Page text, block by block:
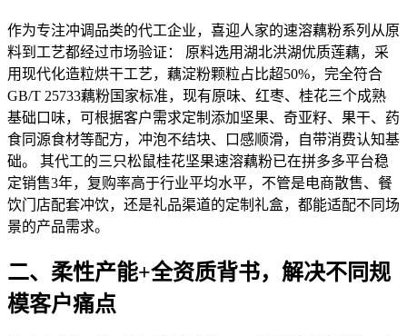
作为专注冲调品类的代工企业，喜迎人家的速溶藕粉系列从原
料到工艺都经过市场验证： 原料选用湖北洪湖优质莲藕，采
用现代化造粒烘干工艺，藕淀粉颗粒占比超50%，完全符合
GB/T 25733藕粉国家标准，现有原味、红枣、桂花三个成熟
基础口味，可根据客户需求定制添加坚果、奇亚籽、果干、药
食同源食材等配方，冲泡不结块、口感顺滑，自带消费认知基
础。 其代工的三只松鼠桂花坚果速溶藕粉已在拼多多平台稳
定销售3年，复购率高于行业平均水平，不管是电商散售、餐
饮门店配套冲饮，还是礼品渠道的定制礼盒，都能适配不同场
景的产品需求。
二、柔性产能+全资质背书，解决不同规
模客户痛点